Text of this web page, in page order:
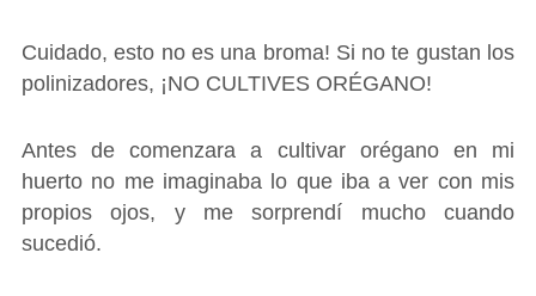
Cuidado, esto no es una broma! Si no te gustan los
polinizadores, ¡NO CULTIVES ORÉGANO!
Antes de comenzara a cultivar orégano en mi
huerto no me imaginaba lo que iba a ver con mis
propios ojos, y me sorprendí mucho cuando
sucedió.